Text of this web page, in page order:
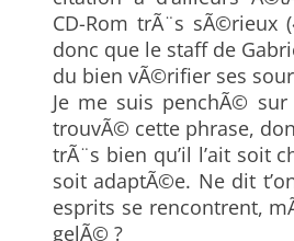
CD-Rom trÃ¨s sÃ©rieux
donc que le staff de
du bien vÃ©rifier ses
Je me suis penchÃ© sur
trouvÃ© cette phrase,
trÃ¨s bien qu’il l’ait soit
soit adaptÃ©e. Ne dit
esprits se rencontrent,
gelÃ© ?